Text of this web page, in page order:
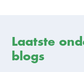
Laatste
blogs